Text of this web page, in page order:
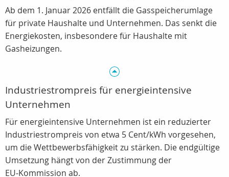
Ab dem 1. Januar 2026 entfällt die Gasspeicherumlage
für private Haushalte und Unternehmen. Das senkt die
Energiekosten, insbesondere für Haushalte mit
Gasheizungen.
Industriestrompreis für energieintensive
Unternehmen
Für energieintensive Unternehmen ist ein reduzierter
Industriestrompreis von etwa 5 Cent/kWh vorgesehen,
um die Wettbewerbsfähigkeit zu stärken. Die endgültige
Umsetzung hängt von der Zustimmung der
EU‑Kommission ab.